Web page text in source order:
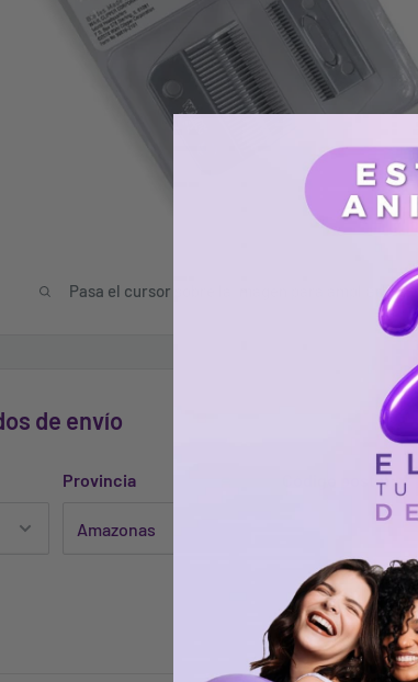
Pasa el cursor sobre la imagen para ampliarla.
de envío
Provincia Código postal